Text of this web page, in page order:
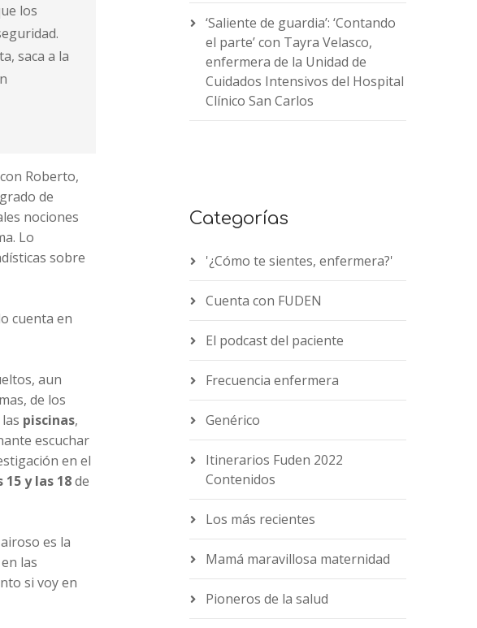
los
saca a la
Roberto,
de
nociones
Lo
sobre
cuenta en
aun
de los
piscinas,
escuchar
en el
15 y las 18de
es la
las
si voy en
‘Saliente de guardia’: ‘Contando
el parte’ con Tayra Velasco,
enfermera de la Unidad de
Cuidados Intensivos del Hospital
Clínico San Carlos
Categorías
'¿Cómo te sientes, enfermera?'
Cuenta con FUDEN
El podcast del paciente
Frecuencia enfermera
Genérico
Itinerarios Fuden 2022
Contenidos
Los más recientes
Mamá maravillosa maternidad
Pioneros de la salud